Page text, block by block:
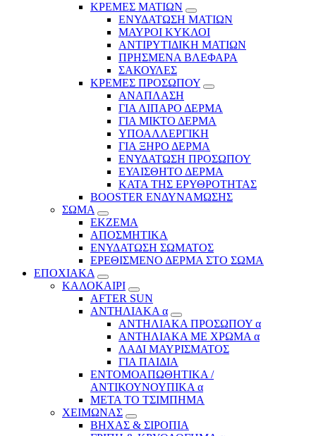
ΚΡΕΜΕΣ ΜΑΤΙΩΝ
ΕΝΥΔΑΤΩΣΗ ΜΑΤΙΩΝ
ΜΑΥΡΟΙ ΚΥΚΛΟΙ
ΑΝΤΙΡΥΤΙΔΙΚΗ ΜΑΤΙΩΝ
ΠΡΗΣΜΕΝΑ ΒΛΕΦΑΡΑ
ΣΑΚΟΥΛΕΣ
ΚΡΕΜΕΣ ΠΡΟΣΩΠΟΥ
ΑΝΑΠΛΑΣΗ
ΓΙΑ ΛΙΠΑΡΟ ΔΕΡΜΑ
ΓΙΑ ΜΙΚΤΟ ΔΕΡΜΑ
ΥΠΟΑΛΛΕΡΓΙΚΗ
ΓΙΑ ΞΗΡΟ ΔΕΡΜΑ
ΕΝΥΔΑΤΩΣΗ ΠΡΟΣΩΠΟΥ
ΕΥΑΙΣΘΗΤΟ ΔΕΡΜΑ
ΚΑΤΑ ΤΗΣ ΕΡΥΘΡΟΤΗΤΑΣ
BOOSTER ΕΝΔΥΝΑΜΩΣΗΣ
ΣΩΜΑ
ΕΚΖΕΜΑ
ΑΠΟΣΜΗΤΙΚΑ
ΕΝΥΔΑΤΩΣΗ ΣΩΜΑΤΟΣ
ΕΡΕΘΙΣΜΕΝΟ ΔΕΡΜΑ ΣΤΟ ΣΩΜΑ
ΕΠΟΧΙΑΚΑ
ΚΑΛΟΚΑΙΡΙ
AFTER SUN
ΑΝΤΗΛΙΑΚΑ α
ΑΝΤΗΛΙΑΚΑ ΠΡΟΣΩΠΟΥ α
ΑΝΤΗΛΙΑΚΑ ΜΕ ΧΡΩΜΑ α
ΛΑΔΙ ΜΑΥΡΙΣΜΑΤΟΣ
ΓΙΑ ΠΑΙΔΙΑ
ΕΝΤΟΜΟΑΠΩΘΗΤΙΚΑ /
ΑΝΤΙΚΟΥΝΟΥΠΙΚΑ α
ΜΕΤΑ ΤΟ ΤΣΙΜΠΗΜΑ
ΧΕΙΜΩΝΑΣ
ΒΗΧΑΣ & ΣΙΡΟΠΙΑ